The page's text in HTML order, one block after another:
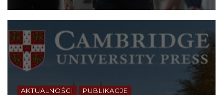
AKTUALNOŚCI PUBLIKACJE